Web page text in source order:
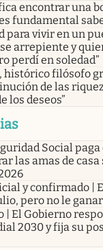
encontrar una
fundamental
para vivir en un
arrepiente y
perdí en soledad”
histórico filósofo
de las
los deseos”
Social
las amas de
y confirmado |
pero no le
| El Gobierno
2030 y fija su